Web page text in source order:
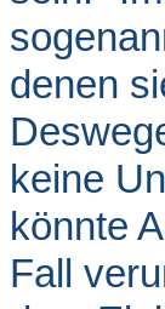
denen
keine
könnte
Fall